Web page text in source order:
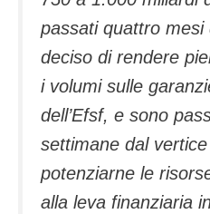
passati quattro
deciso di rendere
i volumi sulle
dell’Efsf, e sono
settimane dal
potenziarne le
alla leva finanziaria